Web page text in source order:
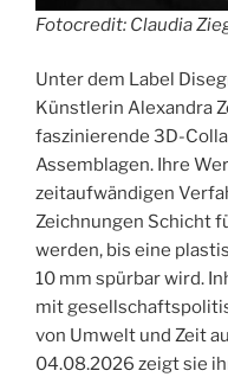
Fotocredit: Claudia
Unter dem Label
Künstlerin Alexandra
faszinierende 3D-
Assemblagen. Ihre
zeitaufwändigen
Zeichnungen Schicht
werden, bis eine
10 mm spürbar wird.
mit
von Umwelt und Zeit
04.08.2026 zeigt sie